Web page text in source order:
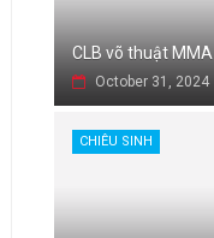
CLB võ thuật
October 31, 2024
CHIÊU SINH